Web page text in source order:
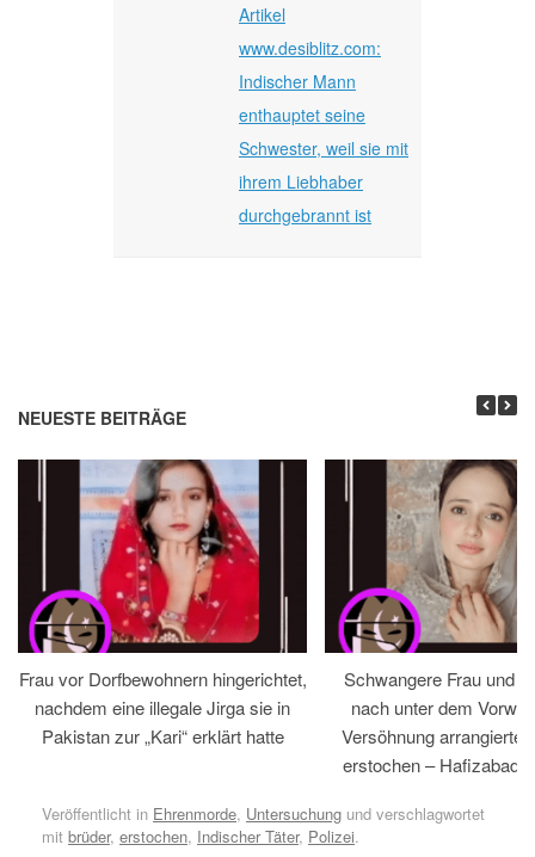
Artikel
www.desiblitz.com:
Indischer Mann
enthauptet seine
Schwester, weil sie mit
ihrem Liebhaber
durchgebrannt ist
NEUESTE BEITRÄGE
Frau vor Dorfbewohnern hingerichtet,
nachdem eine illegale Jirga sie in
Pakistan zur „Kari“ erklärt hatte
Schwangere Frau und
nach unter dem
Versöhnung
erstochen – Hafizabad,
Veröffentlicht in Ehrenmorde, Untersuchung und verschlagwortet
mit brüder, erstochen, Indischer Täter, Polizei.